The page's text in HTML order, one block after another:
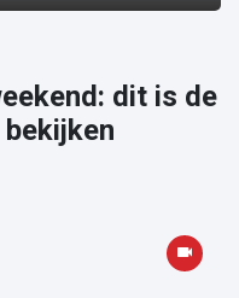
dit is de